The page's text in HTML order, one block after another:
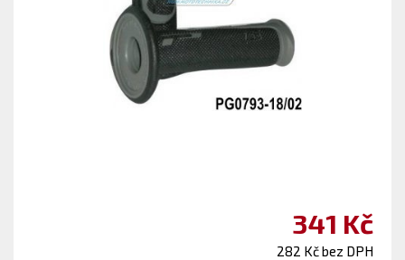
341 Kč
282 Kč bez DPH